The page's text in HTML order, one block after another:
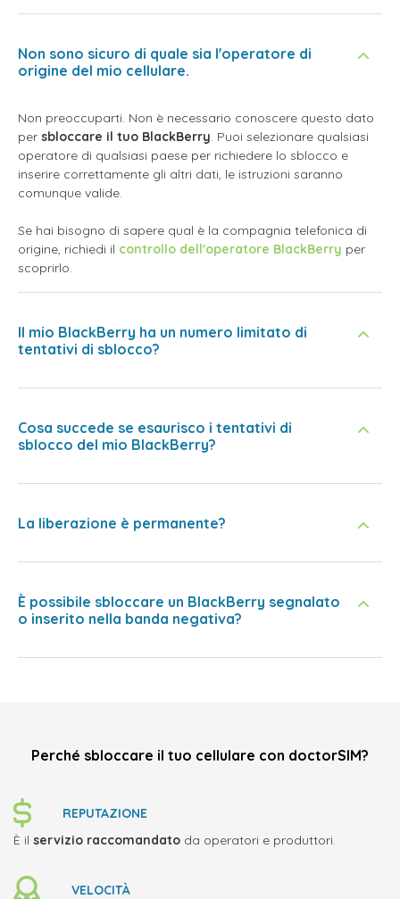
Non sono sicuro di quale sia l'operatore di
origine del mio cellulare.
Non preoccuparti. Non è necessario conoscere questo dato
per sbloccare il tuo BlackBerry. Puoi selezionare qualsiasi
operatore di qualsiasi paese per richiedere lo sblocco e
inserire correttamente gli altri dati, le istruzioni saranno
comunque valide.
Se hai bisogno di sapere qual è la compagnia telefonica di
origine, richiedi il controllo dell'operatore BlackBerry per
scoprirlo.
Il mio BlackBerry ha un numero limitato di
tentativi di sblocco?
Cosa succede se esaurisco i tentativi di
sblocco del mio BlackBerry?
La liberazione è permanente?
È possibile sbloccare un BlackBerry segnalato
o inserito nella banda negativa?
Perché sbloccare il tuo cellulare con doctorSIM?
REPUTAZIONE
È il servizio raccomandato da operatori e produttori.
VELOCITÀ